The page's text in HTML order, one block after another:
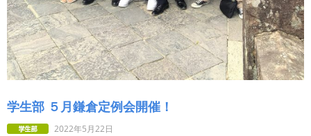
学生部 ５月鎌倉定例会開催！
2022年5月22日